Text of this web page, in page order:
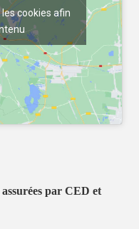
cookies afin
par CED et